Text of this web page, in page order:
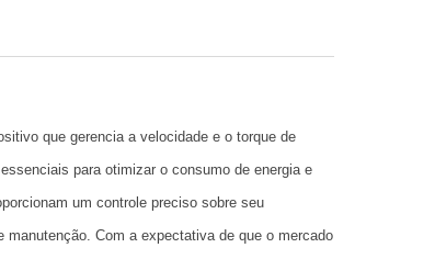
que gerencia a velocidade e o torque de
para otimizar o consumo de energia e
um controle preciso sobre seu
Com a expectativa de que o mercado